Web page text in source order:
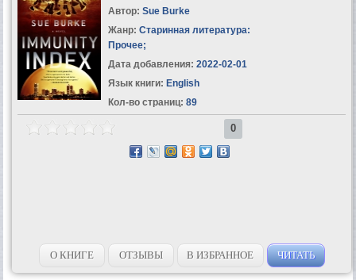
Автор: Sue Burke
Жанр: Старинная литература:
Прочее;
Дата добавления: 2022-02-01
Язык книги: English
Кол-во страниц: 89
0
О КНИГЕ ОТЗЫВЫ В ИЗБРАННОЕ ЧИТАТЬ